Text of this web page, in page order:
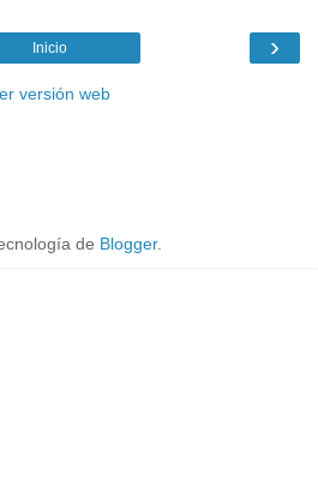
›
Inicio
versión web
de Blogger.